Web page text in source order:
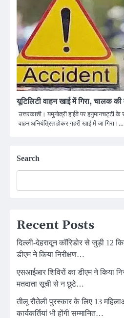
यूटिलिटी वाहन खाई में गिरा, चालक की
उत्तरकाशी। यमुनोत्री हाईवे पर हनुमानचट्टी
वाहन अनियंत्रित होकर गहरी खाई में जा गिरा।…
Search
Recent Posts
दिल्ली-देहरादून कॉरिडोर से जुड़ी 12
डीएम ने किया निरीक्षण…
एसआईआर शिविरों का डीएम ने किया
मतदाता सूची से न छूटे…
तीलू रौतेली पुरस्कार के लिए 13
कार्यकर्तियां भी होंगी सम्मानित…